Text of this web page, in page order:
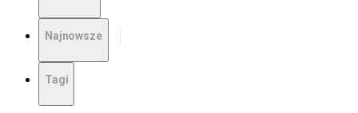
Najnowsze
Tagi